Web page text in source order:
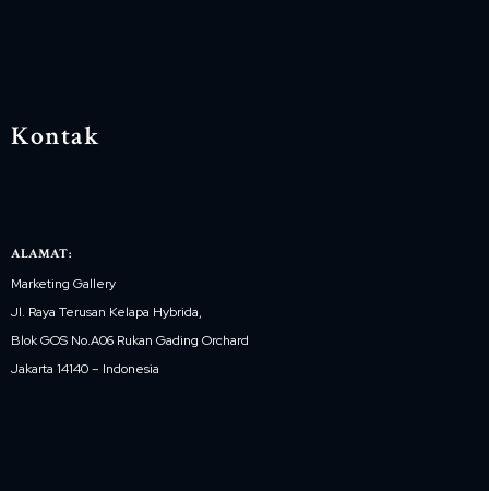
Kontak
ALAMAT:
Marketing Gallery
Jl. Raya Terusan Kelapa Hybrida,
Blok GOS No.A06 Rukan Gading Orchard
Jakarta 14140 – Indonesia